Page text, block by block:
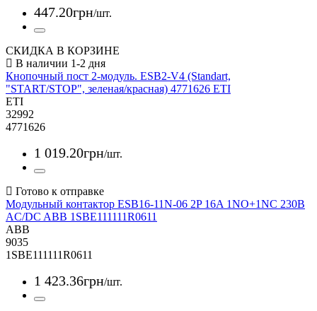
447.20грн/шт.
СКИДКА В КОРЗИНЕ
Кнопочный пост 2-модуль. ESB2-V4 (Standart,
"START/STOP", зеленая/красная) 4771626 ETI
ETI
32992
4771626
1 019.20грн/шт.
Модульный контактор ESB16-11N-06 2P 16A 1NO+1NC 230B
AC/DC ABB 1SBE111111R0611
ABB
9035
1SBE111111R0611
1 423.36грн/шт.